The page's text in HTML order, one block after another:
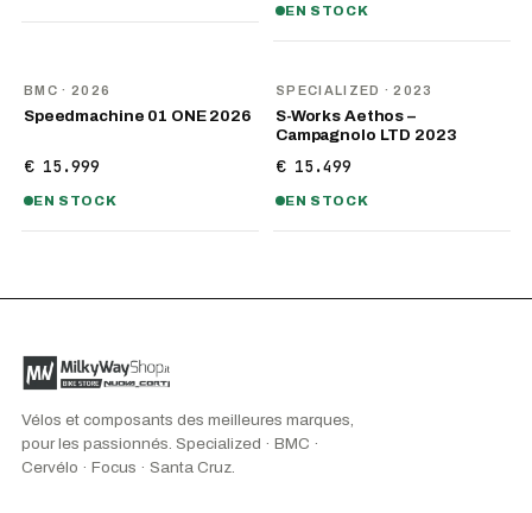
EN STOCK
BMC · 2026
Speedmachine 01 ONE 2026
€ 15.999
EN STOCK
SPECIALIZED · 2023
S-Works Aethos –
Campagnolo LTD 2023
€ 15.499
EN STOCK
Vélos et composants des meilleures marques,
pour les passionnés. Specialized · BMC ·
Cervélo · Focus · Santa Cruz.